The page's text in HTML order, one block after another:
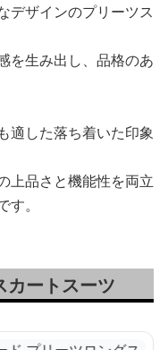
デザインのプリーツス
を生み出し、品格のあ
適した落ち着いた印象
上品さと機能性を両立
。
カートスーツ